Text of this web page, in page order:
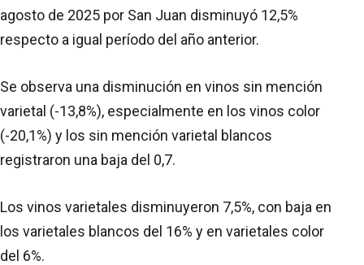
agosto de 2025 por San Juan disminuyó 12,5%
respecto a igual período del año anterior.
Se observa una disminución en vinos sin mención
varietal (-13,8%), especialmente en los vinos color
(-20,1%) y los sin mención varietal blancos
registraron una baja del 0,7.
Los vinos varietales disminuyeron 7,5%, con baja en
los varietales blancos del 16% y en varietales color
del 6%.